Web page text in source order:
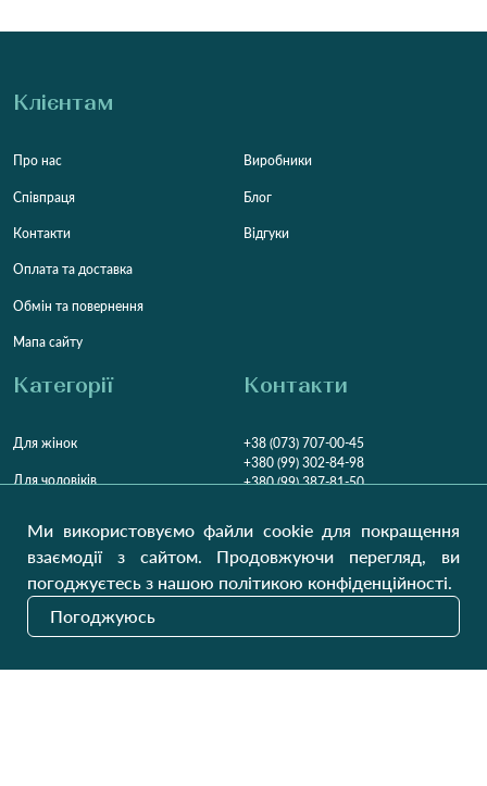
Клієнтам
Про нас
Співпраця
Контакти
Оплата та доставка
Обмін та повернення
Мапа сайту
Виробники
Блог
Відгуки
Категорії
Для жінок
Для чоловіків
Домашній текстиль
Контакти
+38 (073) 707-00-45
+380 (99) 302-84-98
+380 (99) 387-81-50
Пн-Пт9:00 - 16:00
НДВихідний
Наші оновлення
Ми використовуємо файли cookie для покращення
взаємодії з сайтом. Продовжуючи перегляд, ви
погоджуєтесь з нашою політикою конфіденційності.
Погоджуюсь